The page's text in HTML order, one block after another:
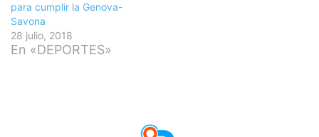
para cumplir la Genova-
Savona
28 julio, 2018
En «DEPORTES»